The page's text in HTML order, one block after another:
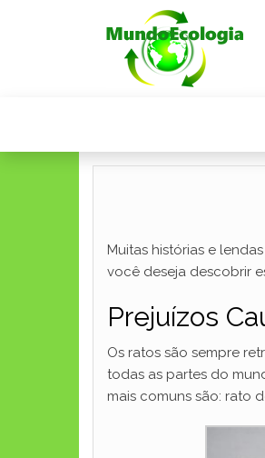
Muitas histórias e
você deseja descobrir
Prejuízos
Os ratos são sempre
todas as partes do
mais comuns são: rato